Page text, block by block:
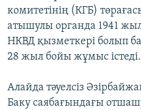
комитетінің (КГБ)
атышулы органда 1941
НКВД қызметкері болып
28 жыл бойы жұмыс
Алайда тәуелсіз
Баку саябағындағы